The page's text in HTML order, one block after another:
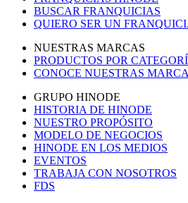
BUSCAR FRANQUICIAS
QUIERO SER UN
NUESTRAS MARCAS
PRODUCTOS POR
CONOCE NUESTRAS
GRUPO HINODE
HISTORIA DE HINODE
NUESTRO PROPÓSITO
MODELO DE NEGOCIOS
HINODE EN LOS MEDIOS
EVENTOS
TRABAJA CON NOSOTROS
FDS